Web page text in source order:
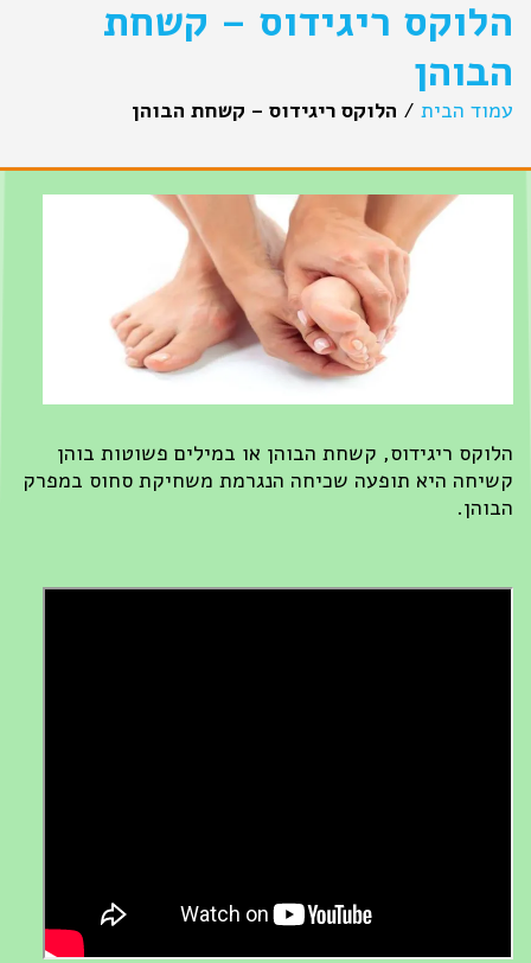
הלוקס ריגידוס – קשחת
הבוהן
עמוד הבית/ הלוקס ריגידוס – קשחת הבוהן
הלוקס ריגידוס, קשחת הבוהן או במילים פשוטות בוהן
קשיחה היא תופעה שכיחה הנגרמת משחיקת סחוס במפרק
הבוהן.